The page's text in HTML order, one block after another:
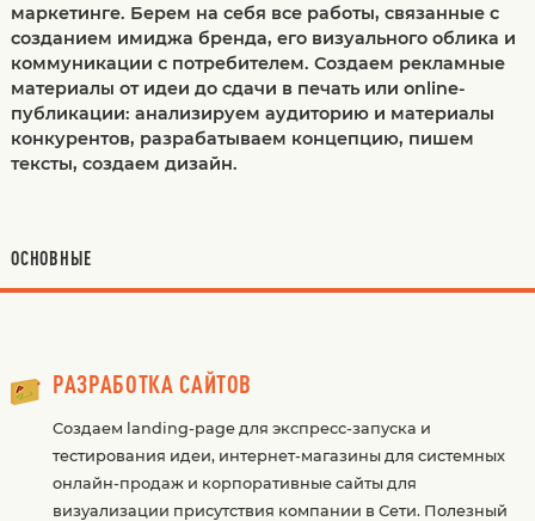
маркетинге. Берем на себя все работы, связанные с
созданием имиджа бренда, его визуального облика и
коммуникации с потребителем. Создаем рекламные
материалы от идеи до сдачи в печать или online-
публикации: анализируем аудиторию и материалы
конкурентов, разрабатываем концепцию, пишем
тексты, создаем дизайн.
ОСНОВНЫЕ
РАЗРАБОТКА САЙТОВ
Создаем landing-page для экспресс-запуска и
тестирования идеи, интернет-магазины для системных
онлайн-продаж и корпоративные сайты для
визуализации присутствия компании в Сети. Полезный